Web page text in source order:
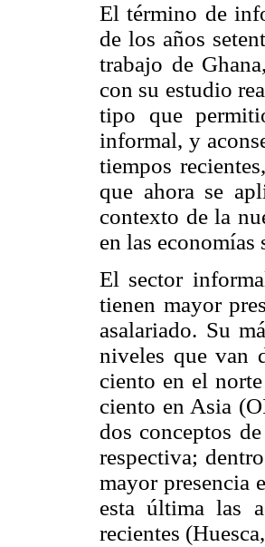
El término de
de los años
trabajo de
con su estudio
tipo que
informal, y
tiempos
que ahora se
contexto de la
en las economías
El sector
tienen mayor
asalariado. Su
niveles que van
ciento en el
ciento en Asia
dos conceptos
respectiva;
mayor presencia
esta última las
recientes